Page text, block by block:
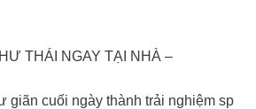
THÁI NGAY TẠI NHÀ –
giãn cuối ngày thành trải nghiệm sp